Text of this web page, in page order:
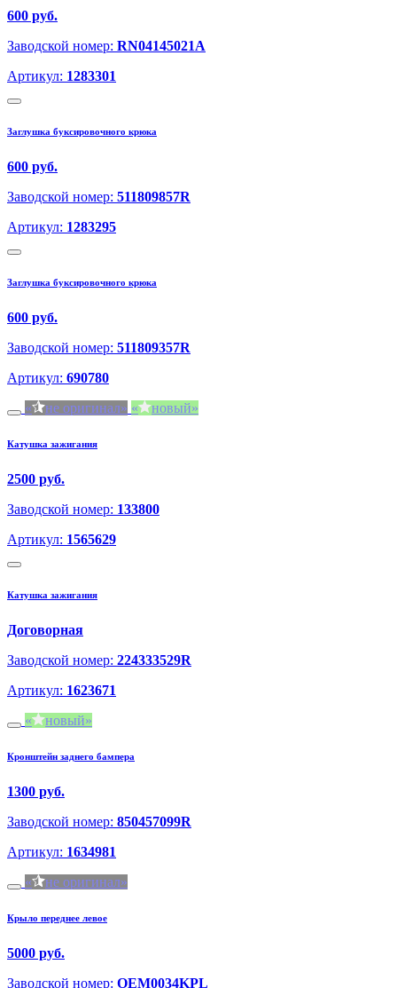
600 руб.
Заводской номер: RN04145021A
Артикул: 1283301
Заглушка буксировочного крюка
600 руб.
Заводской номер: 511809857R
Артикул: 1283295
Заглушка буксировочного крюка
600 руб.
Заводской номер: 511809357R
Артикул: 690780
не оригинал
новый
Катушка зажигания
2500 руб.
Заводской номер: 133800
Артикул: 1565629
Катушка зажигания
Договорная
Заводской номер: 224333529R
Артикул: 1623671
новый
Кронштейн заднего бампера
1300 руб.
Заводской номер: 850457099R
Артикул: 1634981
не оригинал
Крыло переднее левое
5000 руб.
Заводской номер: OEM0034KPL